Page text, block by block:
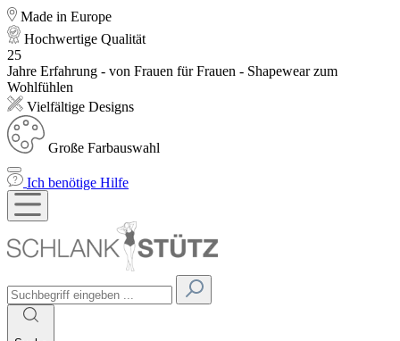
Made in Europe
Hochwertige Qualität
25
Jahre Erfahrung - von Frauen für Frauen - Shapewear zum
Wohlfühlen
Vielfältige Designs
Große Farbauswahl
Ich benötige Hilfe